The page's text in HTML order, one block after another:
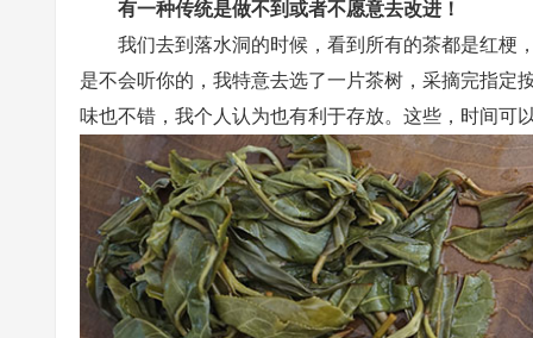
有一种传统是做不到或者不愿意去改进！
我们去到落水洞的时候，看到所有的茶都是红梗
是不会听你的，我特意去选了一片茶树，采摘完指定
味也不错，我个人认为也有利于存放。这些，时间可